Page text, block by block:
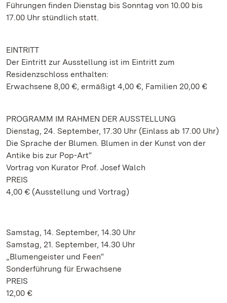
Führungen finden Dienstag bis Sonntag von 10.00 bis
17.00 Uhr stündlich statt.
EINTRITT
Der Eintritt zur Ausstellung ist im Eintritt zum
Residenzschloss enthalten:
Erwachsene 8,00 €, ermäßigt 4,00 €, Familien 20,00 €
PROGRAMM IM RAHMEN DER AUSSTELLUNG
Dienstag, 24. September, 17.30 Uhr (Einlass ab 17.00 Uhr)
Die Sprache der Blumen. Blumen in der Kunst von der
Antike bis zur Pop-Art“
Vortrag von Kurator Prof. Josef Walch
PREIS
4,00 € (Ausstellung und Vortrag)
Samstag, 14. September, 14.30 Uhr
Samstag, 21. September, 14.30 Uhr
„Blumengeister und Feen“
Sonderführung für Erwachsene
PREIS
12,00 €